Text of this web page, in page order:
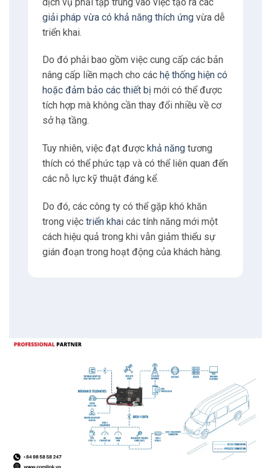
giải pháp vừa có khả năng thích ứngvừa dễ
triển khai.
Do đó phải bao gồm việc cung cấp các bản
nâng cấp liền mạch cho các hệ thống hiện có
hoặc đảm bảo các thiết bị mới có thể được
tích hợp mà không cần thay đổi nhiều về cơ
sở hạ tầng.
Tuy nhiên, việc đạt được khả năngtương
thích có thể phức tạp và có thể liên quan đến
các nỗ lực kỹ thuật đáng kể.
Do đó, các công ty có thể gặp khó khăn
trong việc triển khaicác tính năng mới một
cách hiệu quả trong khi vẫn giảm thiểu sự
gián đoạn trong hoạt động của khách hàng.